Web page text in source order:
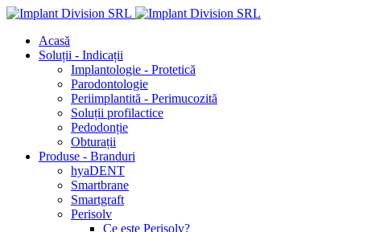
Acasă
Soluții - Indicații
Implantologie - Protetică
Parodontologie
Periimplantită - Perimucozită
Soluții profilactice
Pedodonție
Obturații
Produse - Branduri
hyaDENT
Smartbrane
Smartgraft
Perisolv
Ce este Perisolv?